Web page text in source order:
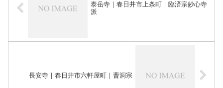
泰岳寺｜春日井市上条町｜臨済宗妙心寺
派
長安寺｜春日井市六軒屋町｜曹洞宗